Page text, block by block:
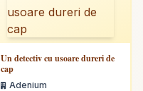
Un detectiv cu usoare dureri de
cap
Adenium